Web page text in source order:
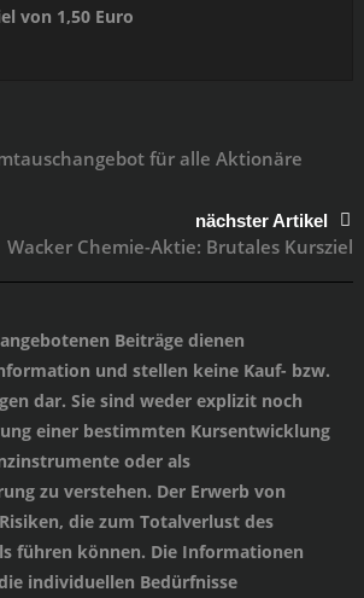
von 1,50 Euro
für alle Aktionäre
nächster Artikel
Wacker Chemie-Aktie: Brutales Kursziel
Beiträge dienen
und stellen keine Kauf- bzw.
dar. Sie sind weder explizit noch
einer bestimmten Kursentwicklung
oder als
zu verstehen. Der Erwerb von
die zum Totalverlust des
führen können. Die Informationen
individuellen Bedürfnisse